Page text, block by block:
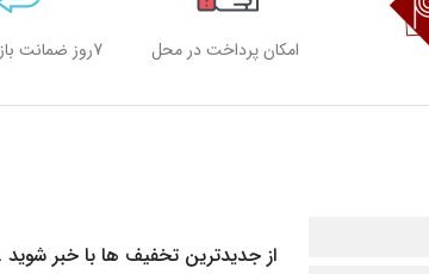
امکان پرداخت در محل 7روز ضمانت بازگشت کالا
از جدیدترین تخفیف ها با خبر